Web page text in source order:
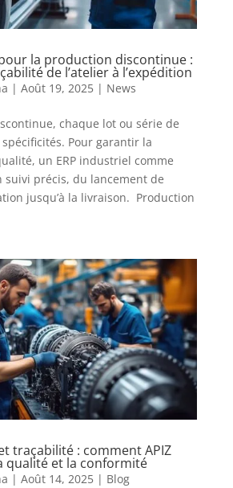
la production discontinue :
de l’atelier à l’expédition
| Août 19, 2025| News
chaque lot ou série de
Pour garantir la
un ERP industriel comme
suivi précis, du lancement de
jusqu’à la livraison. Production
traçabilité : comment APIZ
qualité et la conformité
| Août 14, 2025| Blog